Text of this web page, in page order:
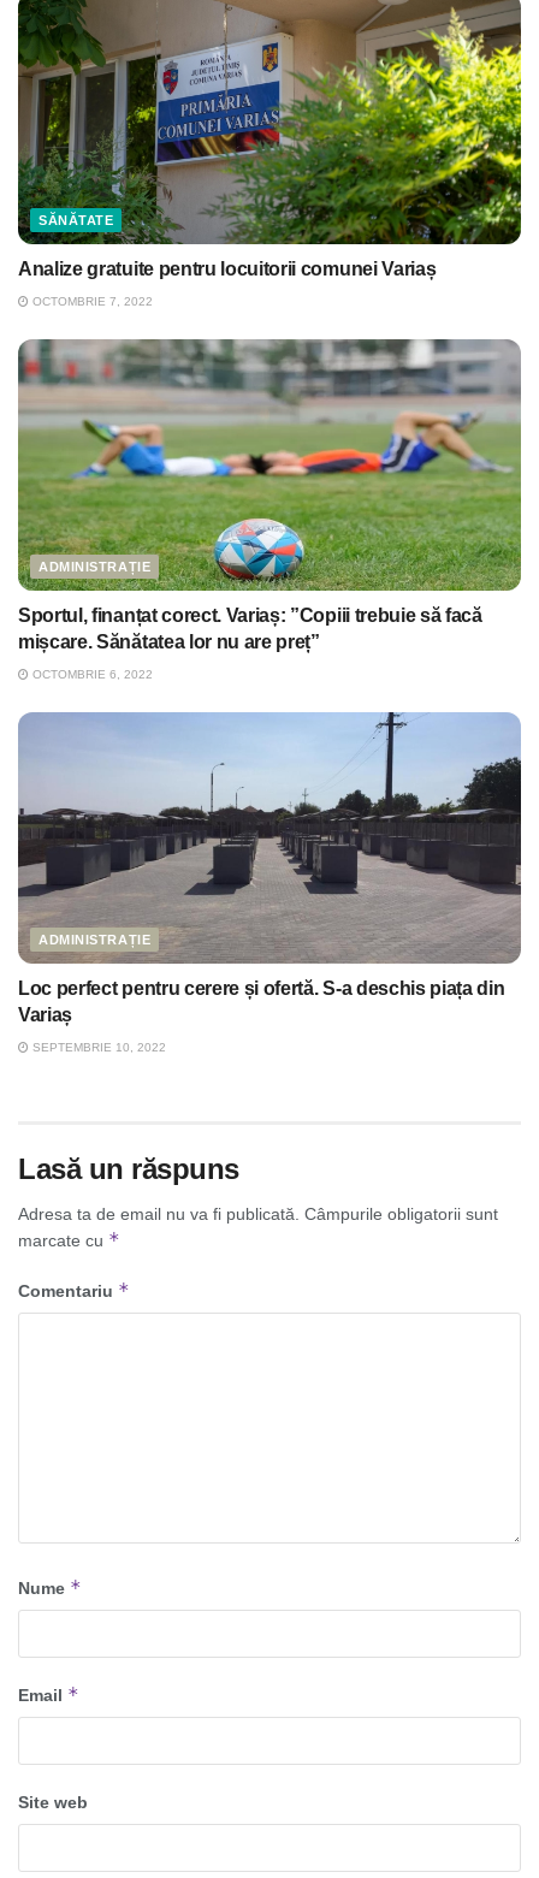
SĂNĂTATE
Analize gratuite pentru locuitorii comunei Variaș
OCTOMBRIE 7, 2022
ADMINISTRAȚIE
Sportul, finanțat corect. Variaș: ”Copiii trebuie să facă
mișcare. Sănătatea lor nu are preț”
OCTOMBRIE 6, 2022
ADMINISTRAȚIE
Loc perfect pentru cerere și ofertă. S-a deschis piața din
Variaș
SEPTEMBRIE 10, 2022
Lasă un răspuns
Adresa ta de email nu va fi publicată. Câmpurile obligatorii sunt
marcate cu *
Comentariu *
Nume *
Email *
Site web